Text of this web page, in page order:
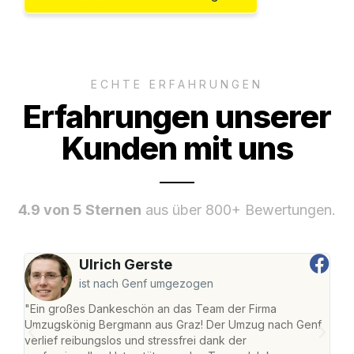
ECHTE ERFAHRUNGEN
Erfahrungen unserer
Kunden mit uns
4.9 von 5 Sternen aus über 800+ Bewertungen.
Ulrich Gerste
ist nach Genf umgezogen
"Ein großes Dankeschön an das Team der Firma
Umzugskönig Bergmann aus Graz! Der Umzug nach Genf
verlief reibungslos und stressfrei dank der